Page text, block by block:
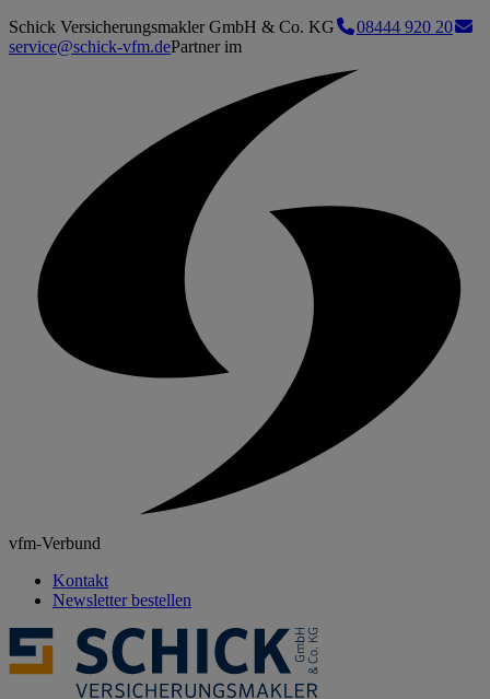
Schick Versicherungsmakler GmbH & Co. KG
08444 920 20
service@schick-vfm.dePartner im
vfm-Verbund
Kontakt
Newsletter bestellen